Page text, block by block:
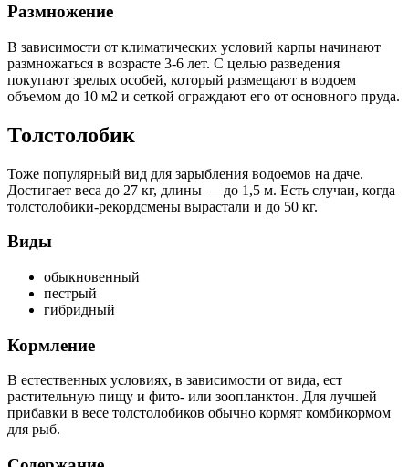
Размножение
В зависимости от климатических условий карпы начинают
размножаться в возрасте 3-6 лет. С целью разведения
покупают зрелых особей, который размещают в водоем
объемом до 10 м2 и сеткой ограждают его от основного пруда.
Толстолобик
Тоже популярный вид для зарыбления водоемов на даче.
Достигает веса до 27 кг, длины — до 1,5 м. Есть случаи, когда
толстолобики-рекордсмены вырастали и до 50 кг.
Виды
обыкновенный
пестрый
гибридный
Кормление
В естественных условиях, в зависимости от вида, ест
растительную пищу и фито- или зоопланктон. Для лучшей
прибавки в весе толстолобиков обычно кормят комбикормом
для рыб.